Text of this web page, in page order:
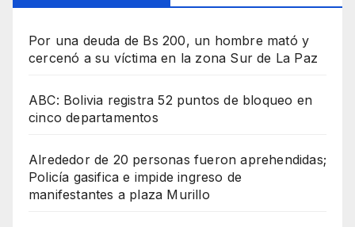
Por una deuda de Bs 200, un hombre mató y
cercenó a su víctima en la zona Sur de La Paz
ABC: Bolivia registra 52 puntos de bloqueo en
cinco departamentos
Alrededor de 20 personas fueron aprehendidas;
Policía gasifica e impide ingreso de
manifestantes a plaza Murillo